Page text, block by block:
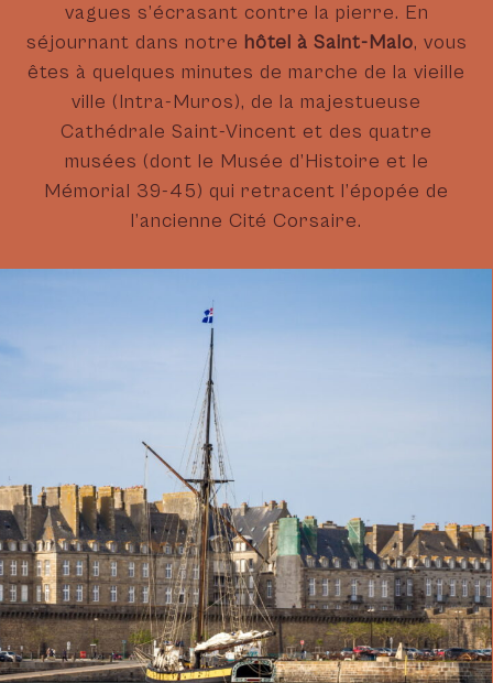
vagues s’écrasant contre la pierre. En
séjournant dans notre hôtel à Saint-Malo, vous
êtes à quelques minutes de marche de la vieille
ville (Intra-Muros), de la majestueuse
Cathédrale Saint-Vincent et des quatre
musées (dont le Musée d’Histoire et le
Mémorial 39-45) qui retracent l’épopée de
l’ancienne Cité Corsaire.